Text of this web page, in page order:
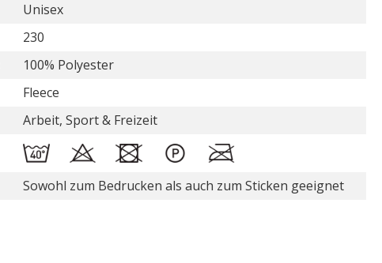
Unisex
230
100% Polyester
Fleece
Arbeit, Sport & Freizeit
Sowohl zum Bedrucken als auch zum Sticken geeignet